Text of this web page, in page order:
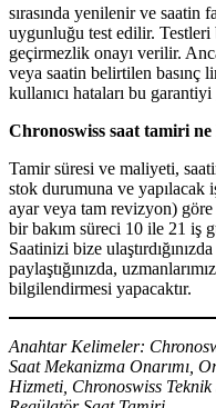
sırasında yenilenir ve saatin
uygunluğu test edilir. Testleri
geçirmezlik onayı verilir.
veya saatin belirtilen basınç
kullanıcı hataları bu
Chronoswiss saat tamiri
Tamir süresi ve maliyeti,
stok durumuna ve yapılacak
ayar veya tam revizyon)
bir bakım süreci 10 ile 21 iş
Saatinizi bize
paylaştığınızda,
bilgilendirmesi yapacaktır.
Anahtar Kelimeler:
Saat Mekanizma Onarımı,
Hizmeti, Chronoswiss